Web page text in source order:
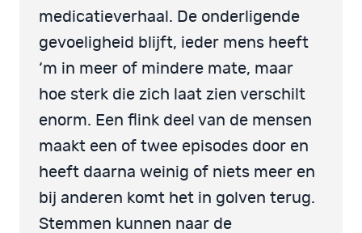
medicatieverhaal. De onderligende
gevoeligheid blijft, ieder mens heeft
‘m in meer of mindere mate, maar
hoe sterk die zich laat zien verschilt
enorm. Een flink deel van de mensen
maakt een of twee episodes door en
heeft daarna weinig of niets meer en
bij anderen komt het in golven terug.
Stemmen kunnen naar de